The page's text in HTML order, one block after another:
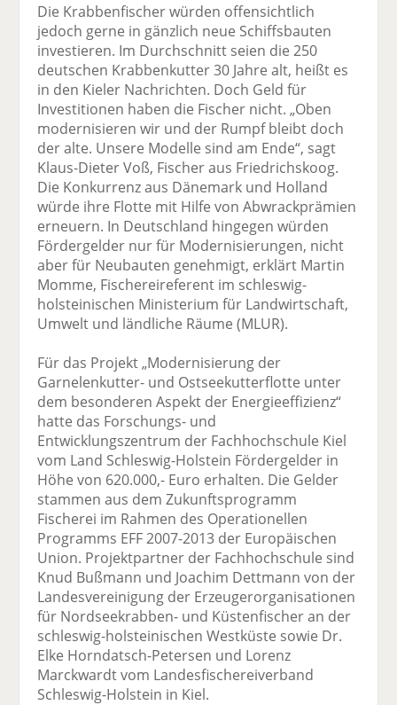
Die Krabbenfischer würden offensichtlich
jedoch gerne in gänzlich neue Schiffsbauten
investieren. Im Durchschnitt seien die 250
deutschen Krabbenkutter 30 Jahre alt, heißt es
in den Kieler Nachrichten. Doch Geld für
Investitionen haben die Fischer nicht. „Oben
modernisieren wir und der Rumpf bleibt doch
der alte. Unsere Modelle sind am Ende“, sagt
Klaus-Dieter Voß, Fischer aus Friedrichskoog.
Die Konkurrenz aus Dänemark und Holland
würde ihre Flotte mit Hilfe von Abwrackprämien
erneuern. In Deutschland hingegen würden
Fördergelder nur für Modernisierungen, nicht
aber für Neubauten genehmigt, erklärt Martin
Momme, Fischereireferent im schleswig-
holsteinischen Ministerium für Landwirtschaft,
Umwelt und ländliche Räume (MLUR).
Für das Projekt „Modernisierung der
Garnelenkutter- und Ostseekutterflotte unter
dem besonderen Aspekt der Energieeffizienz“
hatte das Forschungs- und
Entwicklungszentrum der Fachhochschule Kiel
vom Land Schleswig-Holstein Fördergelder in
Höhe von 620.000,- Euro erhalten. Die Gelder
stammen aus dem Zukunftsprogramm
Fischerei im Rahmen des Operationellen
Programms EFF 2007-2013 der Europäischen
Union. Projektpartner der Fachhochschule sind
Knud Bußmann und Joachim Dettmann von der
Landesvereinigung der Erzeugerorganisationen
für Nordseekrabben- und Küstenfischer an der
schleswig-holsteinischen Westküste sowie Dr.
Elke Horndatsch-Petersen und Lorenz
Marckwardt vom Landesfischereiverband
Schleswig-Holstein in Kiel.